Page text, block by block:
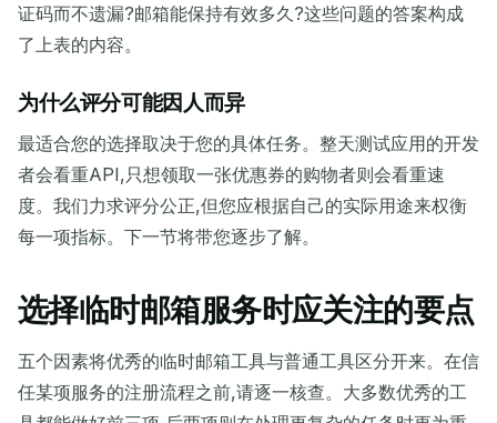
证码而不遗漏?邮箱能保持有效多久?这些问题的答案构成
了上表的内容。
为什么评分可能因人而异
最适合您的选择取决于您的具体任务。整天测试应用的开发
者会看重API,只想领取一张优惠券的购物者则会看重速
度。我们力求评分公正,但您应根据自己的实际用途来权衡
每一项指标。下一节将带您逐步了解。
选择临时邮箱服务时应关注的要点
五个因素将优秀的临时邮箱工具与普通工具区分开来。在信
任某项服务的注册流程之前,请逐一核查。大多数优秀的工